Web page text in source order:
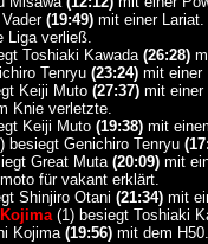
(19:49)mit einer Lariat.
Liga verließ.
Toshiaki Kawada (26:28)
Tenryu (23:24)mit einer
Keiji Muto (27:37)mit einer
Knie verletzte.
Keiji Muto (19:38)mit
besiegt Genichiro Tenryu
Great Muta (20:09)mit
für vakant erklärt.
Shinjiro Otani (21:34)mit
(1) besiegt Toshiaki
Kojima(19:56)mit dem H50.